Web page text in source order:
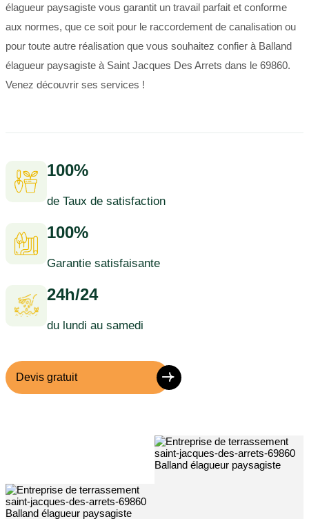
élagueur paysagiste vous garantit un travail parfait et conforme
aux normes, que ce soit pour le raccordement de canalisation ou
pour toute autre réalisation que vous souhaitez confier à Balland
élagueur paysagiste à Saint Jacques Des Arrets dans le 69860.
Venez découvrir ses services !
100%
de Taux de satisfaction
100%
Garantie satisfaisante
24h/24
du lundi au samedi
Devis gratuit